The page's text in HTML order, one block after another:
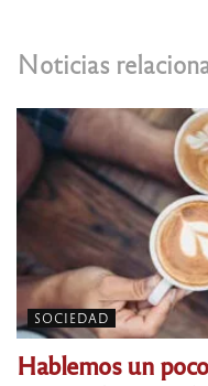
Noticias
SOCIEDAD
Hablemos un